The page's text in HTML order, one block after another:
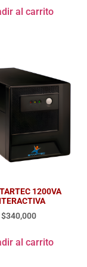
al carrito
1200VA
$340,000
al carrito